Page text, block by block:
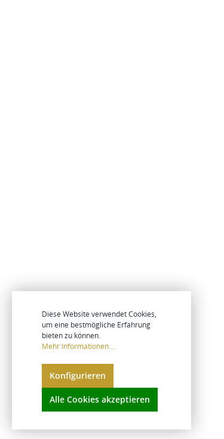
Diese Website verwendet Cookies,
um eine bestmögliche Erfahrung
bieten zu können.
Mehr Informationen ...
Konfigurieren
Alle Cookies akzeptieren